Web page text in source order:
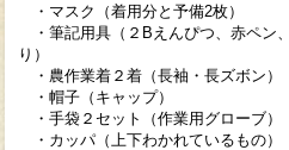
・マスク（着用分と予備2枚）
・筆記用具（２Bえんぴつ、赤ペン
り）
・農作業着２着（長袖・長ズボン）
・帽子（キャップ）
・手袋２セット（作業用グローブ）
・カッパ（上下わかれているもの）